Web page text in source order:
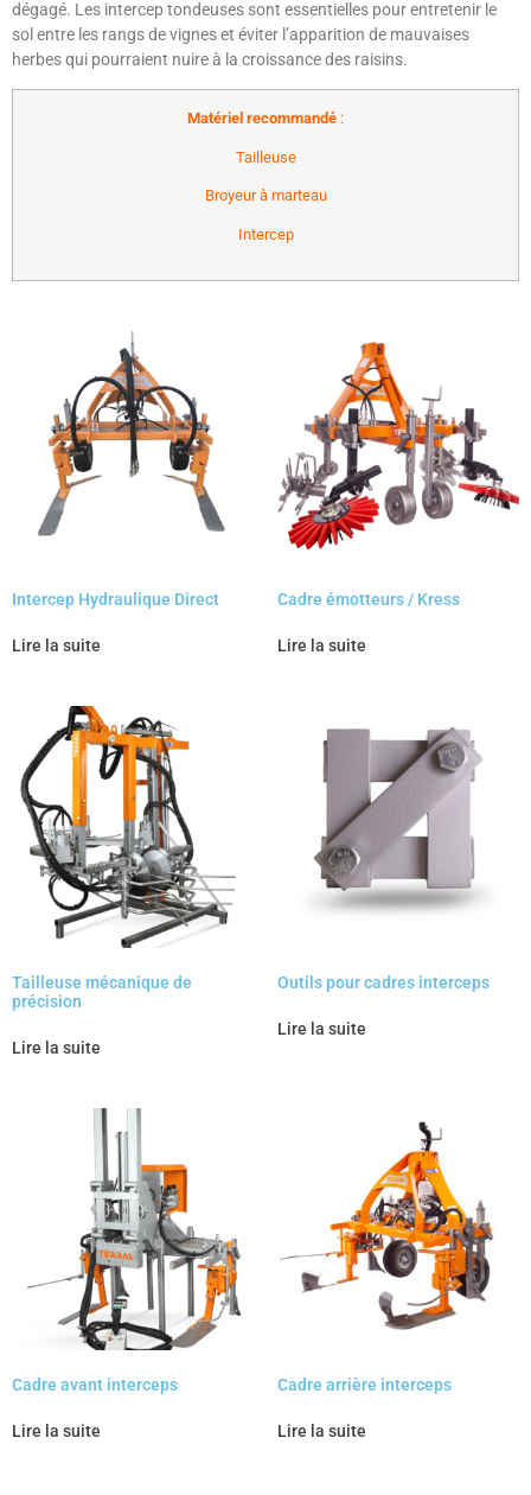
dégagé. Les intercep tondeuses sont essentielles pour entretenir le
sol entre les rangs de vignes et éviter l’apparition de mauvaises
herbes qui pourraient nuire à la croissance des raisins.
Matériel recommandé :
Tailleuse
Broyeur à marteau
Intercep
Intercep Hydraulique Direct
Lire la suite
Cadre émotteurs / Kress
Lire la suite
Tailleuse mécanique de
précision
Lire la suite
Outils pour cadres interceps
Lire la suite
Cadre avant interceps
Lire la suite
Cadre arrière interceps
Lire la suite